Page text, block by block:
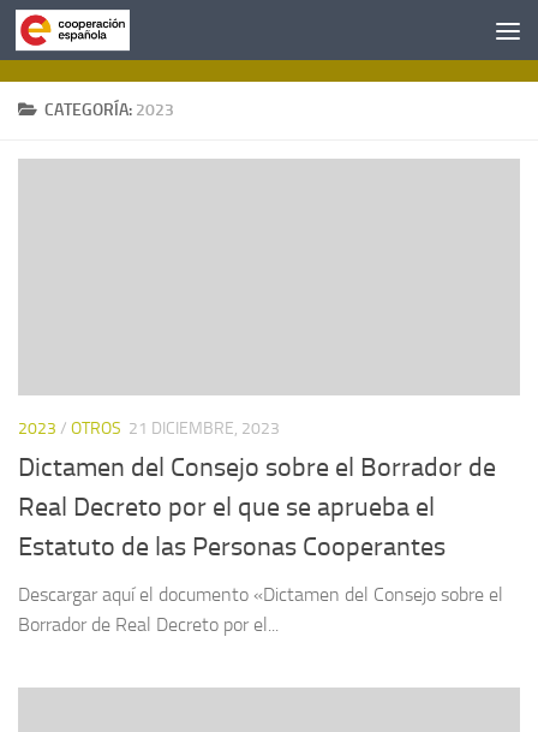
Saltar al contenido
CATEGORÍA: 2023
2023 / OTROS 21 DICIEMBRE, 2023
Dictamen del Consejo sobre el Borrador de
Real Decreto por el que se aprueba el
Estatuto de las Personas Cooperantes
Descargar aquí el documento «Dictamen del Consejo sobre el
Borrador de Real Decreto por el...